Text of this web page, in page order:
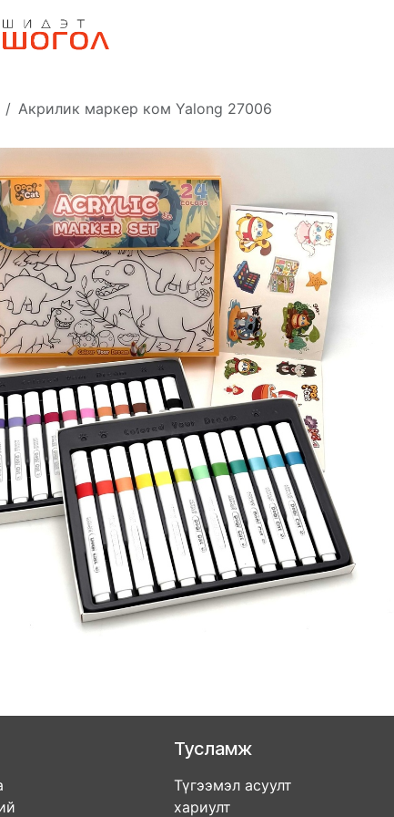
Акрилик маркер ком Yalong 27006
Тусламж
Түгээмэл асуулт
хариулт